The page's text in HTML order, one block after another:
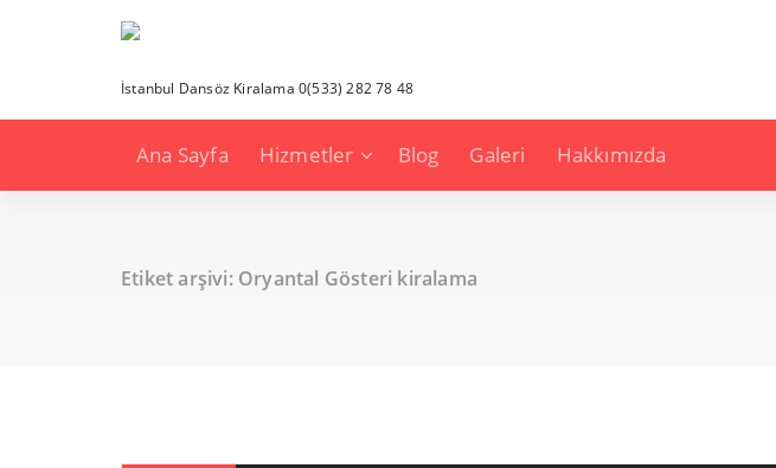
İstanbul Dansöz Kiralama 0(533) 282 78 48
Ana Sayfa Hizmetler Blog Galeri Hakkımızda
Etiket arşivi: Oryantal Gösteri kiralama